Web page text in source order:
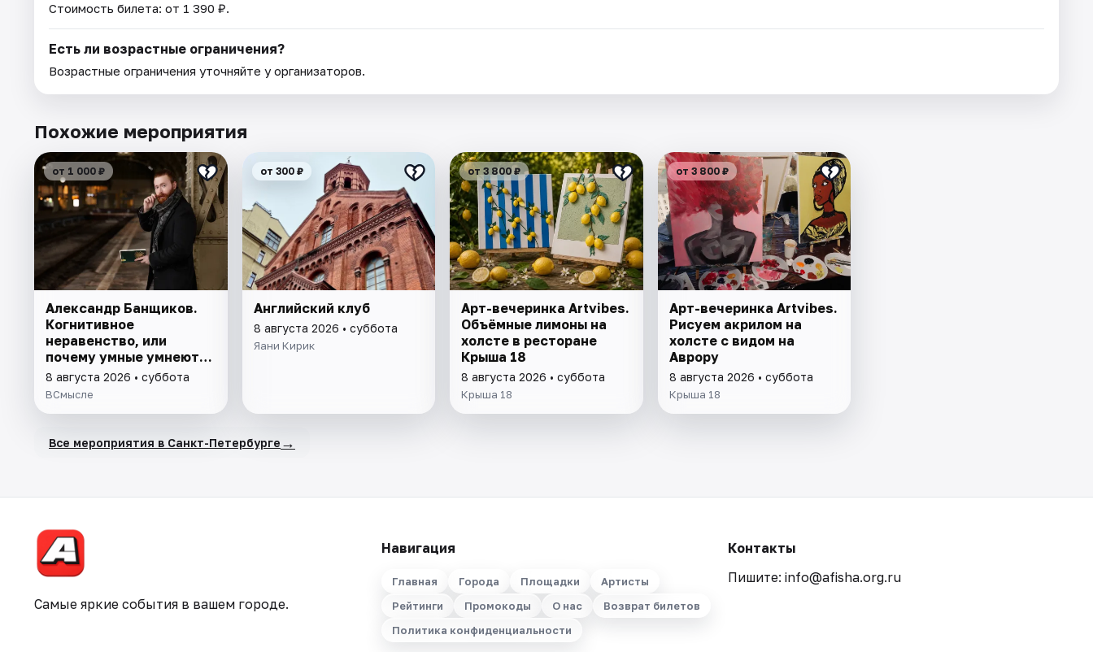
Стоимость билета: от 1 390 ₽.
Есть ли возрастные ограничения?
Возрастные ограничения уточняйте у организаторов.
Похожие мероприятия
от 1 000 ₽
Александр Банщиков.
Когнитивное
неравенство, или
почему умные умнеют, а
глупые глупеют
8 августа 2026 • суббота
ВСмысле
от 300 ₽
Английский клуб
8 августа 2026 • суббота
Яани Кирик
от 3 800 ₽
Арт-вечеринка Artvibes.
Объёмные лимоны на
холсте в ресторане
Крыша 18
8 августа 2026 • суббота
Крыша 18
от 3 800 ₽
Арт-вечеринка Artvibes.
Рисуем акрилом на
холсте с видом на
Аврору
8 августа 2026 • суббота
Крыша 18
Все мероприятия в Санкт-Петербурге →
Самые яркие события в вашем городе.
Навигация
Главная Города Площадки
Артисты
Рейтинги
Промокоды О нас
Возврат билетов
Политика конфиденциальности
Контакты
Пишите: info@afisha.org.ru